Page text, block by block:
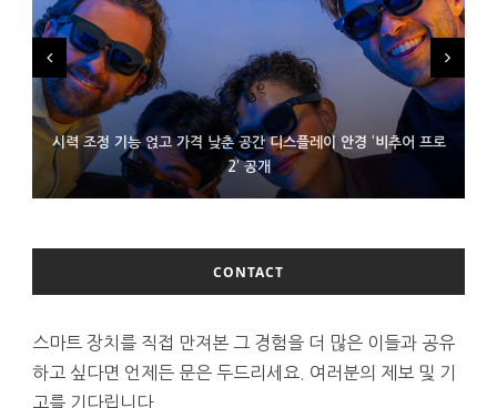
시력 조정 기능 얹고 가격 낮춘 공간 디스플레이 안경 ‘비추어 프로
2’ 공개
D램 부족에 10억달러어치 아이폰18 프로세서 패키징 대기 중
300~400달러 반지형 스피커 준비하는 오픈AI
CONTACT
스마트 장치를 직접 만져본 그 경험을 더 많은 이들과 공유
하고 싶다면 언제든 문은 두드리세요. 여러분의 제보 및 기
고를 기다립니다.